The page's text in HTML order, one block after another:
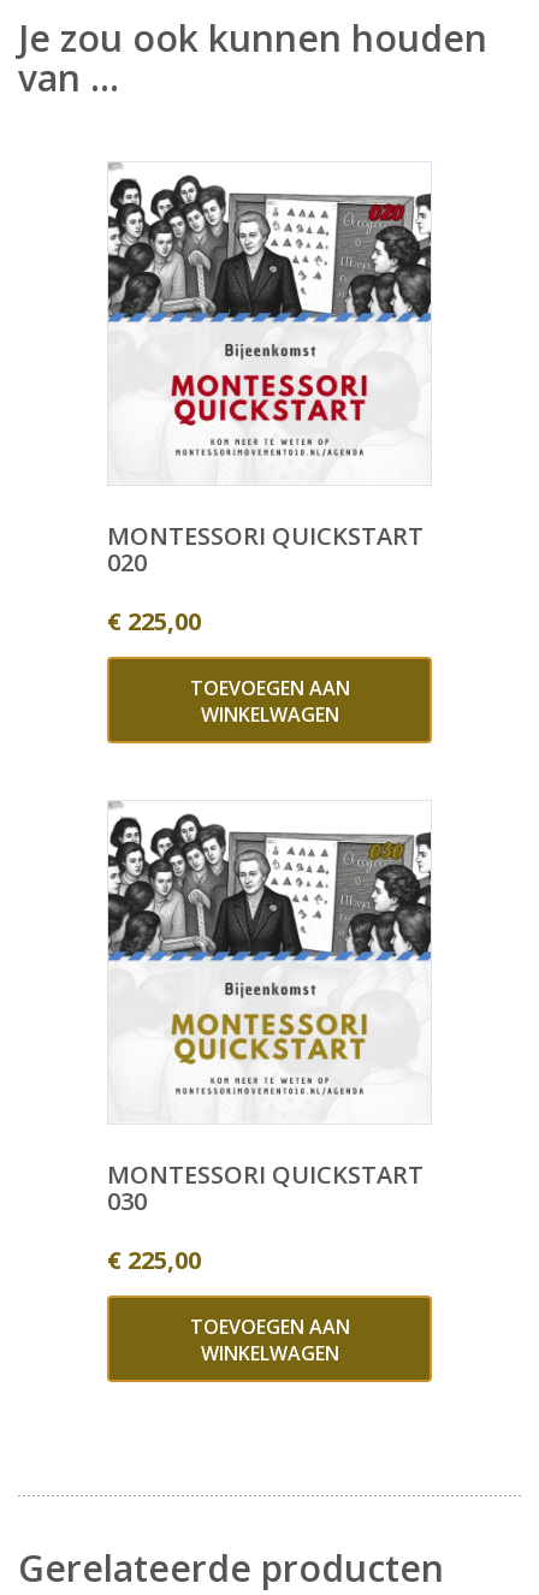
Je zou ook kunnen houden
van …
MONTESSORI QUICKSTART
020
€ 225,00
TOEVOEGEN AAN
WINKELWAGEN
MONTESSORI QUICKSTART
030
€ 225,00
TOEVOEGEN AAN
WINKELWAGEN
Gerelateerde producten